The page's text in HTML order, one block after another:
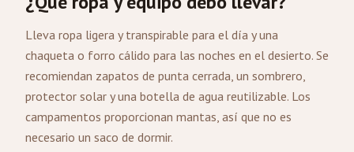
Lleva ropa ligera y transpirable para el día y una
chaqueta o forro cálido para las noches en el desierto. Se
recomiendan zapatos de punta cerrada, un sombrero,
protector solar y una botella de agua reutilizable. Los
campamentos proporcionan mantas, así que no es
necesario un saco de dormir.